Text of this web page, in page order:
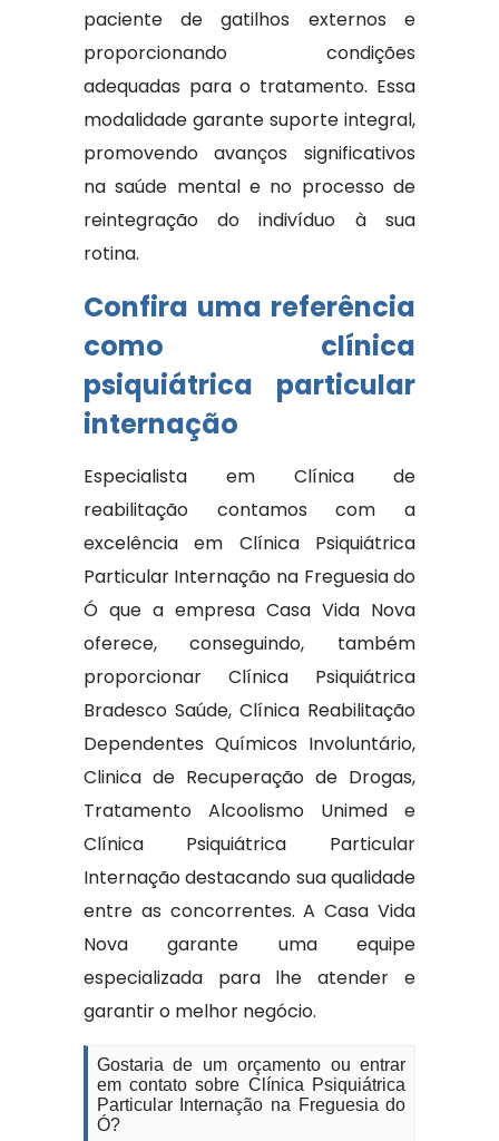
paciente de gatilhos externos e
proporcionando condições
adequadas para o tratamento. Essa
modalidade garante suporte integral,
promovendo avanços significativos
na saúde mental e no processo de
reintegração do indivíduo à sua
rotina.
Confira uma referência
como clínica
psiquiátrica particular
internação
Especialista em Clínica de
reabilitação contamos com a
excelência em Clínica Psiquiátrica
Particular Internação na Freguesia do
Ó que a empresa Casa Vida Nova
oferece, conseguindo, também
proporcionar Clínica Psiquiátrica
Bradesco Saúde, Clínica Reabilitação
Dependentes Químicos Involuntário,
Clinica de Recuperação de Drogas,
Tratamento Alcoolismo Unimed e
Clínica Psiquiátrica Particular
Internação destacando sua qualidade
entre as concorrentes. A Casa Vida
Nova garante uma equipe
especializada para lhe atender e
garantir o melhor negócio.
Gostaria de um orçamento ou entrar
em contato sobre Clínica Psiquiátrica
Particular Internação na Freguesia do
Ó?